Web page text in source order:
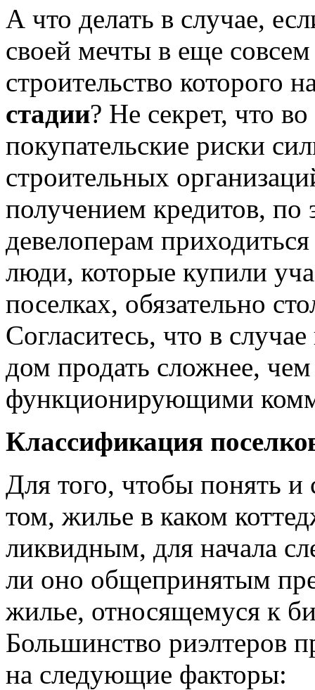
А что делать в случае,
своей мечты в еще
строительство которого
стадии? Не секрет, что
покупательские риски
строительных
получением кредитов,
девелоперам
люди, которые купили
поселках, обязательно
Согласитесь, что в
дом продать сложнее,
функционирующими
Классификация
Для того, чтобы понять и
том, жилье в каком
ликвидным, для начала
ли оно общепринятым
жилье, относящемуся к
Большинство риэлтеров
на следующие факторы: